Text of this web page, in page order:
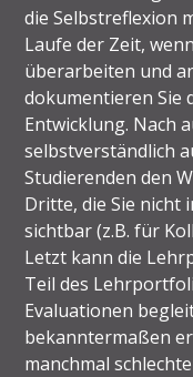
die Selbstreflexion
Laufe der Zeit,
überarbeiten und
dokumentieren Sie
Entwicklung. Nach
selbstverständlich
Studierenden den
Dritte, die Sie nicht
sichtbar (z.B. für
Letzt kann die
Teil des
Evaluationen
bekanntermaßen
manchmal